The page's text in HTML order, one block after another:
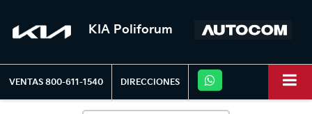
KIA Poliforum
VENTAS 800-611-1540 DIRECCIONES
Disponibles